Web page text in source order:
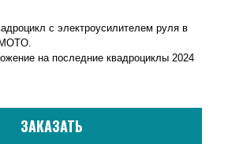
с электроусилителем руля в
на последние квадроциклы 2024
ЗАКАЗАТЬ